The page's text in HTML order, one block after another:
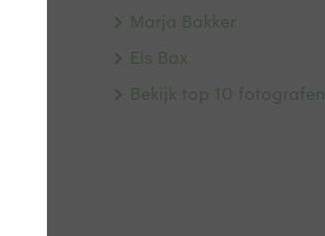
Marja Bakker
Els Bax
Bekijk top 10 fotografen